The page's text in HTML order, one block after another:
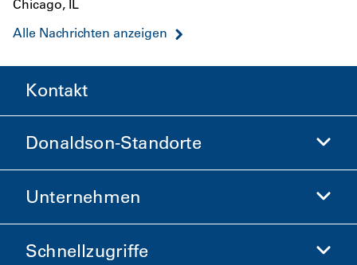
Chicago, IL
Alle Nachrichten anzeigen
Kontakt
Donaldson-Standorte
Donaldson Life Sciences
Donaldson-Shop
Unternehmen
Unternehmensinformationen
Schnellzugriffe